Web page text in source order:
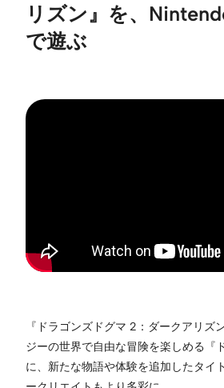
リズン』を、
で遊ぶ
『ドラゴンズドグマ 2：ダークアリズ
ジーの世界で自由な冒険を楽しめる『
に、新たな物語や体験を追加したタイ